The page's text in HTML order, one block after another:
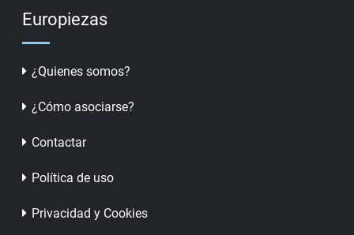
Europiezas
¿Quienes somos?
¿Cómo asociarse?
Contactar
Política de uso
Privacidad y Cookies